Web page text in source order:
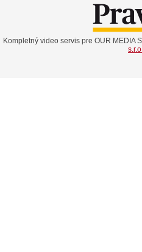
Kompletný video servis pre OUR MEDIA
s.r.o.